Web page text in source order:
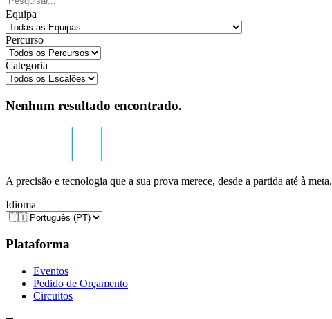
Equipa
Percurso
Categoria
Nenhum resultado encontrado.
A precisão e tecnologia que a sua prova merece, desde a partida até à meta.
Idioma
Plataforma
Eventos
Pedido de Orçamento
Circuitos